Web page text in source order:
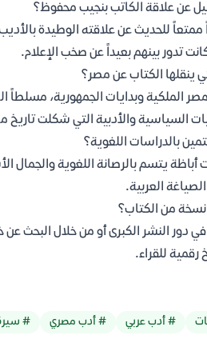
عن علاقة الكاتب بنجيب محفوظ؟
للحديث عن علاقته الوطيدة
تدور بينهم بعيداً عن صخب الإعلام.
ينقلها الكتاب عن مصر؟
الملكية وبدايات الجمهورية، مسلطاً
السياسية والأدبية التي شكلت تاريخ
بالدراسات اللغوية؟
يتسم بالرصانة اللغوية والجمال
العربية.
من الكتاب؟
رقمية للقراء.
# أدب عربي # أدب مصري #